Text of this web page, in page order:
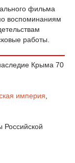
фильма
воспоминаниям
работы.
Крыма 70
империя
Российской